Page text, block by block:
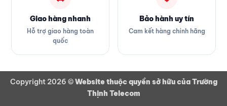
Giao hàng nhanh
Hỗ trợ giao hàng toàn
quốc
Bảo hành uy tín
Cam kết hàng chính hãng
Copyright 2026 ©Website thuộc quyền sở hữu của Trường
Thịnh Telecom